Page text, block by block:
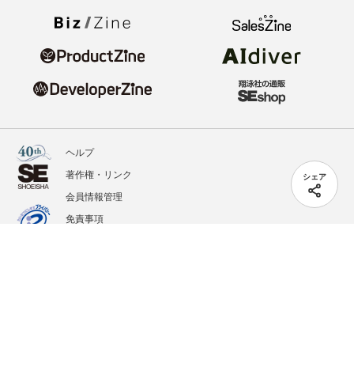
シェア
ヘルプ
著作権・リンク
会員情報管理
免責事項